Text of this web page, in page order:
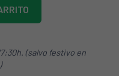
(salvo festivo en